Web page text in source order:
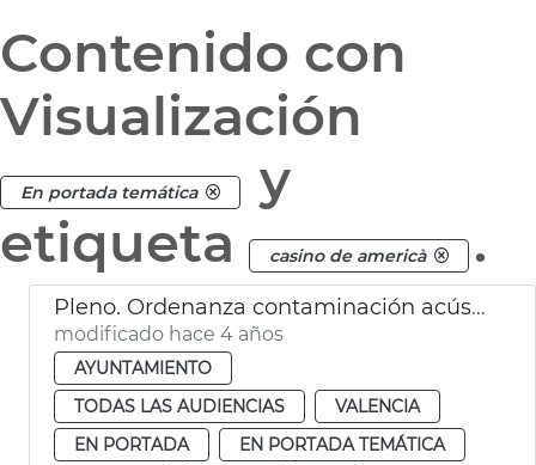
Contenido con
Visualización
En portada temática
y
etiqueta
casino de americà .
Pleno. Ordenanza contaminación acústica, hospital Clínico
modificado hace 4 años
AYUNTAMIENTO
TODAS LAS AUDIENCIAS
VALENCIA
EN PORTADA
EN PORTADA TEMÁTICA